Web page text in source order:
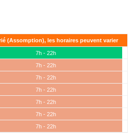
(Assomption), les horaires peuvent varier
7h - 22h
7h - 22h
7h - 22h
7h - 22h
7h - 22h
7h - 22h
7h - 22h